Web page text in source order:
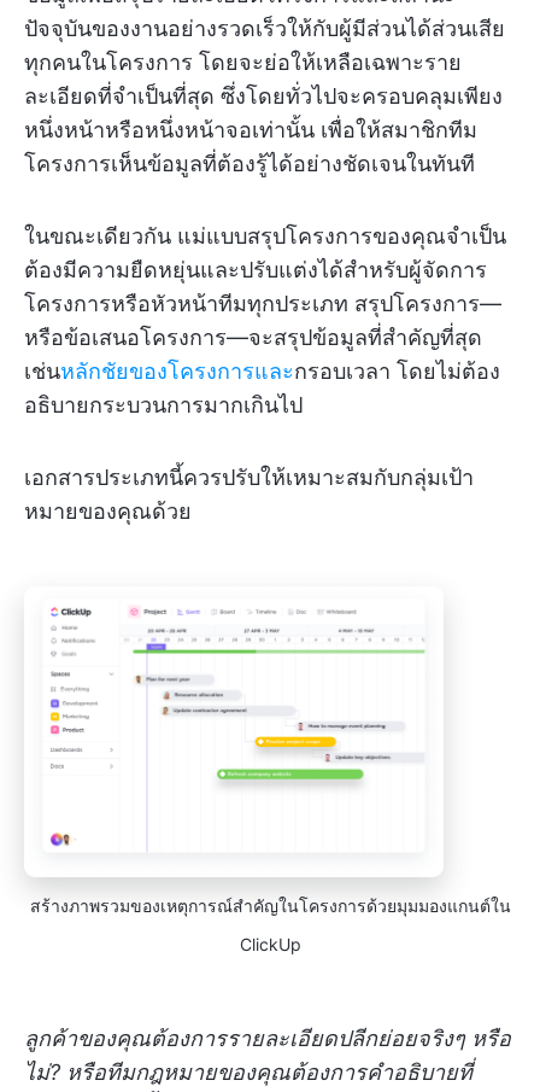
ปัจจุบันของงานอย่างรวดเร็วให้กับผู้มีส่วนได้ส่วนเสีย
ทุกคนในโครงการ โดยจะย่อให้เหลือเฉพาะราย
ละเอียดที่จำเป็นที่สุด ซึ่งโดยทั่วไปจะครอบคลุมเพียง
หนึ่งหน้าหรือหนึ่งหน้าจอเท่านั้น เพื่อให้สมาชิกทีม
โครงการเห็นข้อมูลที่ต้องรู้ได้อย่างชัดเจนในทันที
ในขณะเดียวกัน แม่แบบสรุปโครงการของคุณจำเป็น
ต้องมีความยืดหยุ่นและปรับแต่งได้สำหรับผู้จัดการ
โครงการหรือหัวหน้าทีมทุกประเภท สรุปโครงการ—
หรือข้อเสนอโครงการ—จะสรุปข้อมูลที่สำคัญที่สุด
เช่นหลักชัยของโครงการและกรอบเวลา โดยไม่ต้อง
อธิบายกระบวนการมากเกินไป
เอกสารประเภทนี้ควรปรับให้เหมาะสมกับกลุ่มเป้า
หมายของคุณด้วย
สร้างภาพรวมของเหตุการณ์สำคัญในโครงการด้วยมุมมองแกนต์ใน
ClickUp
ลูกค้าของคุณต้องการรายละเอียดปลีกย่อยจริงๆ หรือ
ไม่? หรือทีมกฎหมายของคุณต้องการคำอธิบายที่